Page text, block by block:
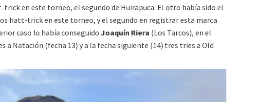
en este torneo, el segundo de Huirapuca. El otro había sido el
hatt-trick en este torneo, y el segundo en registrar esta marca
caso lo había conseguido Joaquín Riera (Los Tarcos), en el
a Natación (fecha 13) y a la fecha siguiente (14) tres tries a Old